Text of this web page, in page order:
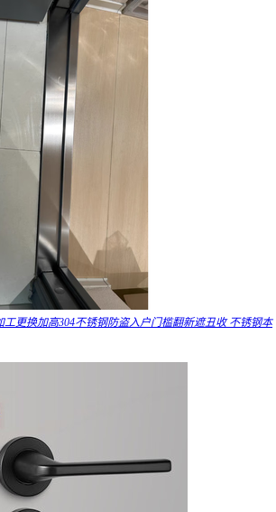
更换加高304不锈钢防盗入户门槛翻新遮丑收 不锈钢本